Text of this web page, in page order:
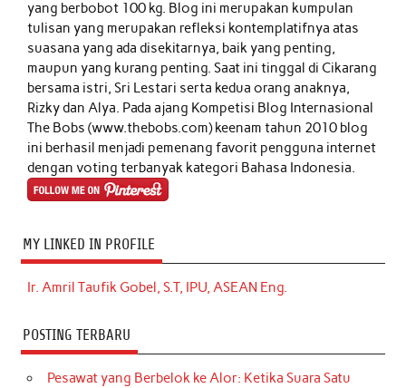
yang berbobot 100 kg. Blog ini merupakan kumpulan
tulisan yang merupakan refleksi kontemplatifnya atas
suasana yang ada disekitarnya, baik yang penting,
maupun yang kurang penting. Saat ini tinggal di Cikarang
bersama istri, Sri Lestari serta kedua orang anaknya,
Rizky dan Alya. Pada ajang Kompetisi Blog Internasional
The Bobs (www.thebobs.com) keenam tahun 2010 blog
ini berhasil menjadi pemenang favorit pengguna internet
dengan voting terbanyak kategori Bahasa Indonesia.
MY LINKED IN PROFILE
Ir. Amril Taufik Gobel, S.T, IPU, ASEAN Eng.
POSTING TERBARU
Pesawat yang Berbelok ke Alor: Ketika Suara Satu